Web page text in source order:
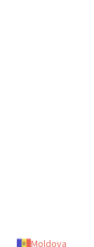
Moldova